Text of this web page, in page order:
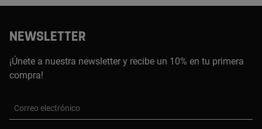
NEWSLETTER
¡Únete a nuestra newsletter y recibe un 10% en tu primera
compra!
Correo electrónico